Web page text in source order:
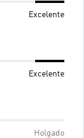
Excelente
Excelente
Holgado